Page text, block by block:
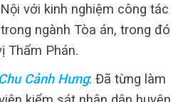
với kinh nghiệm công tác
ngành Tòa án, trong đó
Thẩm Phán.
Cảnh Hưng: Đã từng làm